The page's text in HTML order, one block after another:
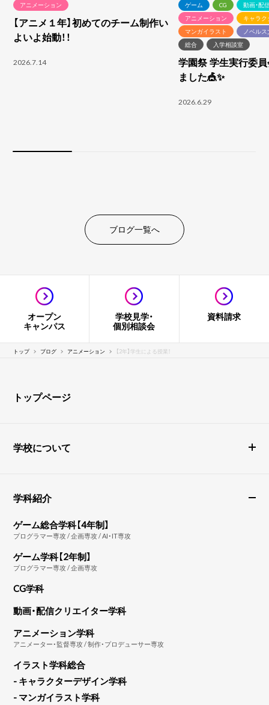
アニメーション
【アニメ１年】初めてのチーム制作い
よいよ始動！！
2026.7.14
ゲーム CG
動画・配
アニメーション
キャラ
マンガイラスト
ノベル
総合
入学相談室
学園祭 学生実行委
ました🎪✨
2026.6.29
ブログ一覧へ
オープン
キャンパス
学校見学・
個別相談会
資料請求
トップ ブログ アニメーション 【2年】学生による授業！
トップページ
学校について
学科紹介
ゲーム総合学科【4年制】
プログラマー専攻 / 企画専攻 / AI・IT専攻
ゲーム学科【2年制】
プログラマー専攻 / 企画専攻
CG学科
動画・配信クリエイター学科
アニメーション学科
アニメーター・監督専攻 / 制作・プロデューサー専攻
イラスト学科総合
- キャラクターデザイン学科
- マンガイラスト学科